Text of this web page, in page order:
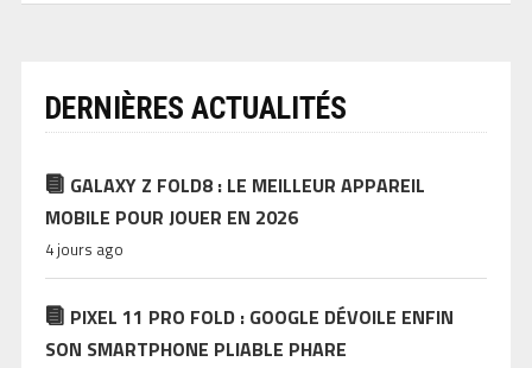
DERNIÈRES ACTUALITÉS
GALAXY Z FOLD8 : LE MEILLEUR APPAREIL
MOBILE POUR JOUER EN 2026
4 jours ago
PIXEL 11 PRO FOLD : GOOGLE DÉVOILE ENFIN
SON SMARTPHONE PLIABLE PHARE